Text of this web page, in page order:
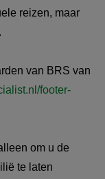
reizen, maar
van BRS van
footer-
om u de
te laten